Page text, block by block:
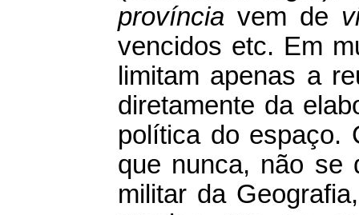
província vem de
vencidos etc. Em
limitam apenas a
diretamente da
política do espaço.
que nunca, não se
militar da